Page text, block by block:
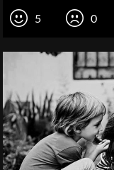
5 0